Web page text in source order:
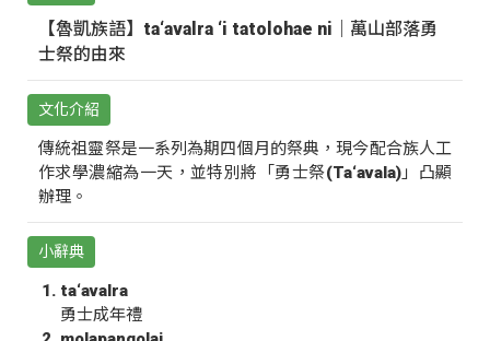
【魯凱族語】ta‘avalra ‘i tatolohae ni｜萬山部落勇
士祭的由來
文化介紹
傳統祖靈祭是一系列為期四個月的祭典，現今配合族人工
作求學濃縮為一天，並特別將「勇士祭(Ta‘avala)」凸顯
辦理。
小辭典
ta‘avalra
勇士成年禮